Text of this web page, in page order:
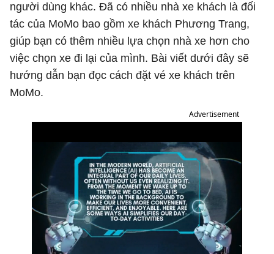
người dùng khác. Đã có nhiều nhà xe khách là đối
tác của MoMo bao gồm xe khách Phương Trang,
giúp bạn có thêm nhiều lựa chọn nhà xe hơn cho
việc chọn xe đi lại của mình. Bài viết dưới đây sẽ
hướng dẫn bạn đọc cách đặt vé xe khách trên
MoMo.
Advertisement